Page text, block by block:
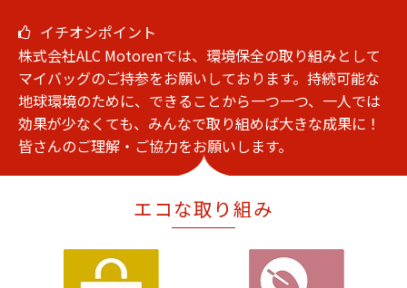
イチオシポイント
株式会社ALC Motorenでは、環境保全の取り組みとして
マイバッグのご持参をお願いしております。持続可能な
地球環境のために、できることから一つ一つ、一人では
効果が少なくても、みんなで取り組めば大きな成果に！
皆さんのご理解・ご協力をお願いします。
エコな取り組み